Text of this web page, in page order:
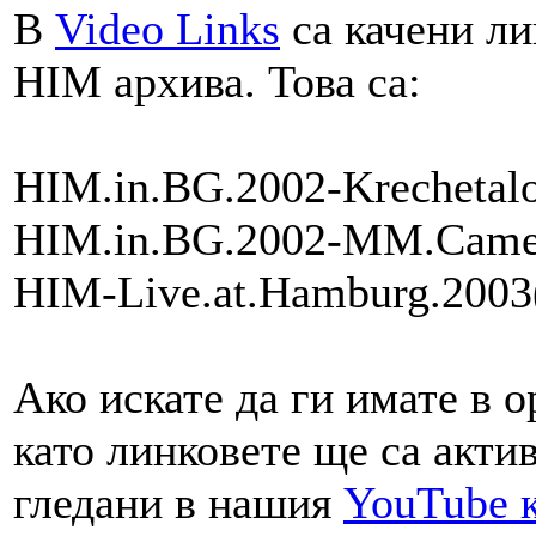
В Video Links са качени
HIM архива. Това са:
HIM.in.BG.2002-
HIM.in.BG.2002-
HIM-
Ако искате да ги имате в
като линковете ще са
гледани в нашия YouTube